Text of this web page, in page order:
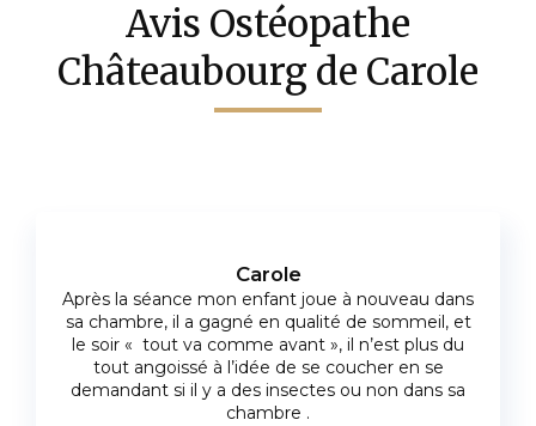
Avis Ostéopathe
Châteaubourg de Carole
Carole
Après la séance mon enfant joue à nouveau dans
sa chambre, il a gagné en qualité de sommeil, et
le soir « tout va comme avant », il n’est plus du
tout angoissé à l’idée de se coucher en se
demandant si il y a des insectes ou non dans sa
chambre .